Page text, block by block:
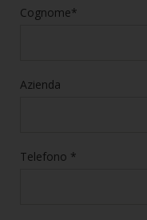
Cognome*
Azienda
Telefono *